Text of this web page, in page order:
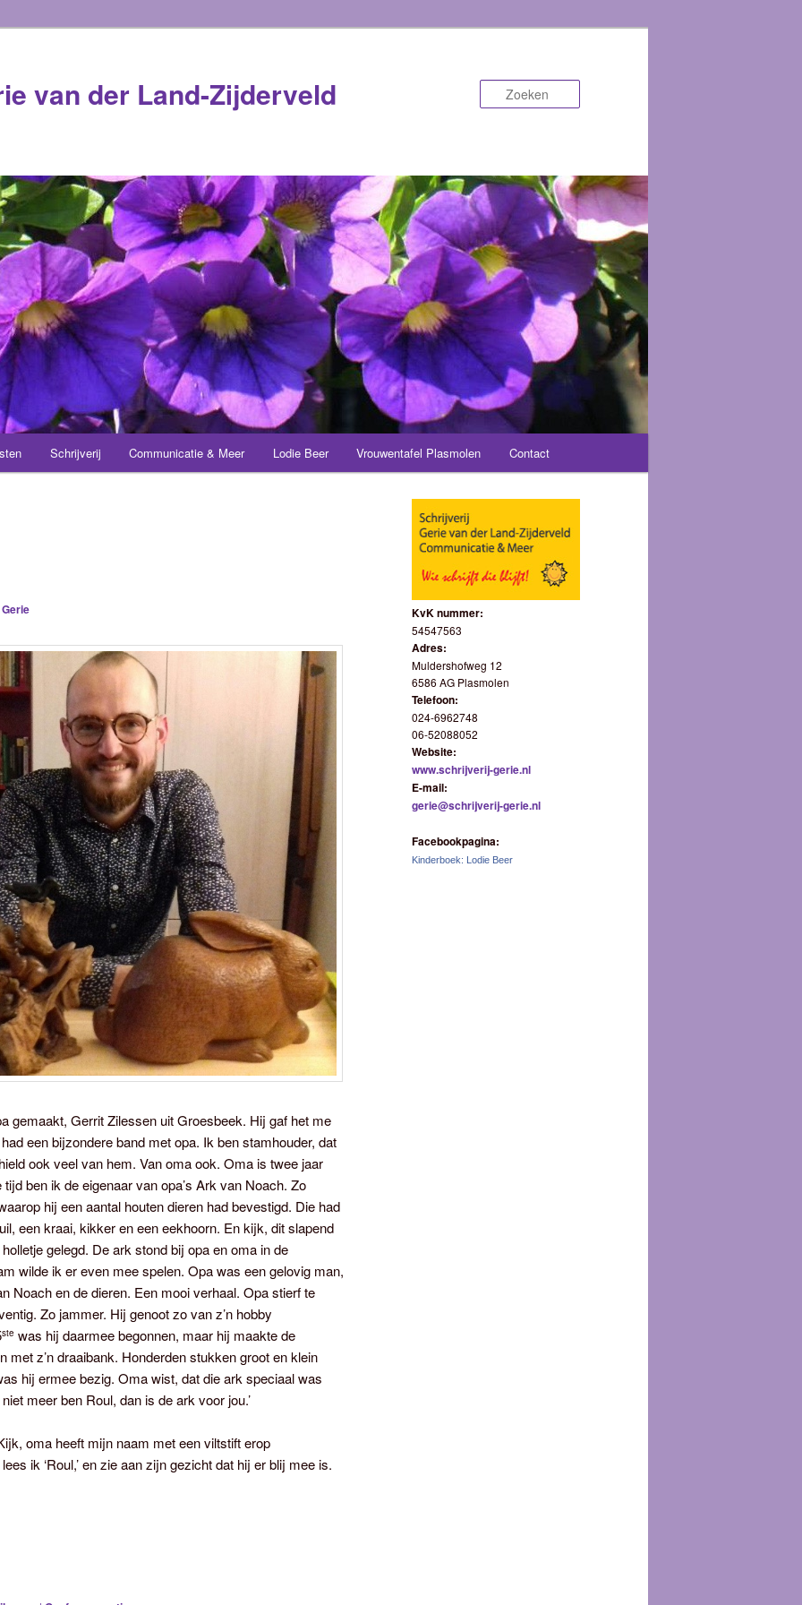
van der Land-Zijderveld
Schrijverij Communicatie & Meer Lodie Beer Vrouwentafel Plasmolen Contact
Gerie
gemaakt, Gerrit Zilessen uit Groesbeek. Hij gaf het me
een bijzondere band met opa. Ik ben stamhouder, dat
ook veel van hem. Van oma ook. Oma is twee jaar
ben ik de eigenaar van opa’s Ark van Noach. Zo
hij een aantal houten dieren had bevestigd. Die had
een kraai, kikker en een eekhoorn. En kijk, dit slapend
gelegd. De ark stond bij opa en oma in de
wilde ik er even mee spelen. Opa was een gelovig man,
Noach en de dieren. Een mooi verhaal. Opa stierf te
Zo jammer. Hij genoot zo van z’n hobby
ste was hij daarmee begonnen, maar hij maakte de
met z’n draaibank. Honderden stukken groot en klein
hij ermee bezig. Oma wist, dat die ark speciaal was
meer ben Roul, dan is de ark voor jou.’
oma heeft mijn naam met een viltstift erop
ik ‘Roul,’ en zie aan zijn gezicht dat hij er blij mee is.
KvK nummer:
54547563
Adres:
Muldershofweg 12
6586 AG Plasmolen
Telefoon:
024-6962748
06-52088052
Website:
www.schrijverij-gerie.nl
E-mail:
gerie@schrijverij-gerie.nl
Facebookpagina:
Kinderboek: Lodie Beer